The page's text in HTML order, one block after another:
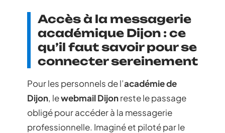
Accès à la messagerie
académique Dijon : ce
qu’il faut savoir pour se
connecter sereinement
Pour les personnels de l’académie de
Dijon, lewebmail Dijonreste le passage
obligé pour accéder à la messagerie
professionnelle. Imaginé et piloté par le